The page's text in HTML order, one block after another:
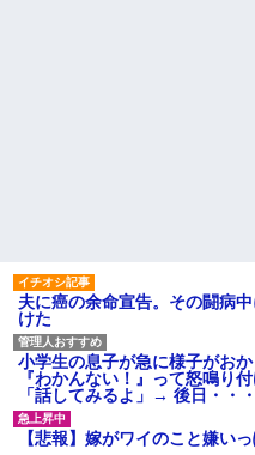
され彼氏が逆切れ。「何クラク
ション鳴らしてんだ！降りてこ
いよ！」と怒鳴りだし...
【衝撃】報酬100万円超の治験
募集がこちらｗｗｗｗｗ(※画像
あり)
【ネット騒然】惨殺されたタ
ワマン頂き女子のこの動画、す
げえええええｗｗｗｗｗｗｗｗ
ｗｗｗ
夫に癌の余命宣告。その闘病
けた
小学生の息子が急に様子がお
『わかんない！』って怒鳴り
「話してみるよ」→ 後日・・・
【悲報】嫁がワイのこと嫌い